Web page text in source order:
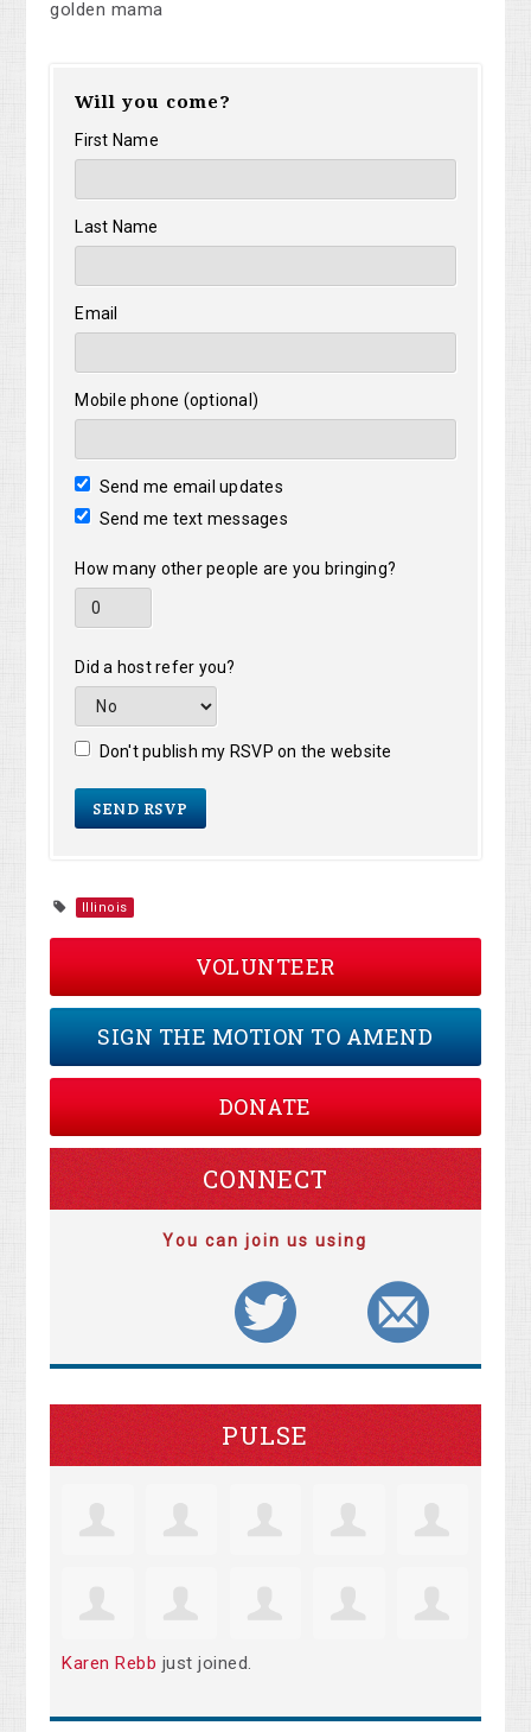
golden mama
Will you come?
First Name
Last Name
Email
Mobile phone (optional)
Send me email updates
Send me text messages
How many other people are you bringing?
Did a host refer you?
Don't publish my RSVP on the website
Illinois
VOLUNTEER
SIGN THE MOTION TO AMEND
DONATE
CONNECT
You can join us using
PULSE
Karen Rebb just joined.